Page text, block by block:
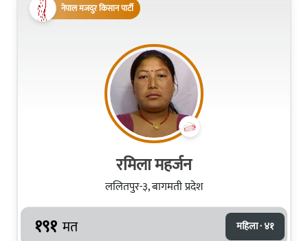
नेपाल मजदुर किसान पार्टी
रमिला महर्जन
ललितपुर-३, बागमती प्रदेश
१९१ मत महिला · ४१